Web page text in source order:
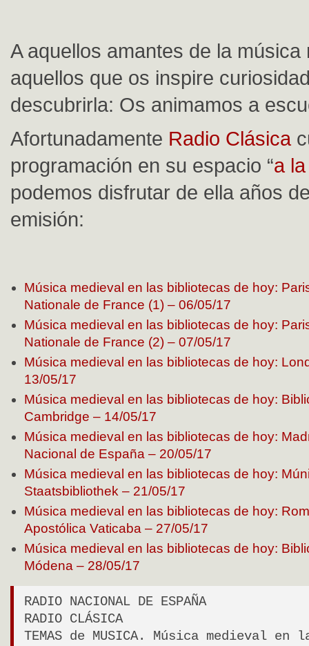
A aquellos amantes de la música
aquellos que os inspire
descubrirla: Os animamos a
Afortunadamente Radio Clásica
programación en su espacio “a
podemos disfrutar de ella años
emisión:
Música medieval en las bibliotecas de hoy:
Nationale de France (1) – 06/05/17
Música medieval en las bibliotecas de hoy:
Nationale de France (2) – 07/05/17
Música medieval en las bibliotecas de hoy:
13/05/17
Música medieval en las bibliotecas de hoy:
Cambridge – 14/05/17
Música medieval en las bibliotecas de hoy:
Nacional de España – 20/05/17
Música medieval en las bibliotecas de hoy:
Staatsbibliothek – 21/05/17
Música medieval en las bibliotecas de hoy:
Apostólica Vaticaba – 27/05/17
Música medieval en las bibliotecas de hoy:
Módena – 28/05/17
RADIO NACIONAL DE ESPAÑA
RADIO CLÁSICA
TEMAS de MUSICA. Música medieval